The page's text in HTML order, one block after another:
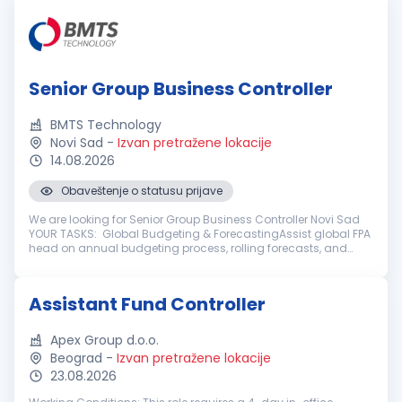
Senior Group Business Controller
BMTS Technology
Novi Sad - Izvan pretražene lokacije
14.08.2026
Obaveštenje o statusu prijave
We are looking for Senior Group Business Controller Novi Sad
YOUR TASKS: Global Budgeting & ForecastingAssist global FPA
head on annual budgeting process, rolling forecasts, and
Assistant Fund Controller
Apex Group d.o.o.
Beograd - Izvan pretražene lokacije
23.08.2026